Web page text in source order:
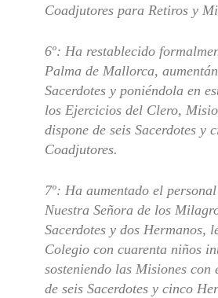
Coadjutores para Retiros y
6º: Ha restablecido
Palma de Mallorca,
Sacerdotes y poniéndola en
los Ejercicios del Clero,
dispone de seis Sacerdotes y
Coadjutores.
7º: Ha aumentado el
Nuestra Señora de los
Sacerdotes y dos Hermanos,
Colegio con cuarenta niños
sosteniendo las Misiones con
de seis Sacerdotes y cinco